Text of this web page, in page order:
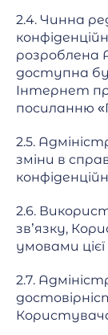
2.4. Чинна
розроблена
доступна
Інтернет
посиланню
2.5.
зміни в
2.6.
зв’язку,
умовами
2.7.